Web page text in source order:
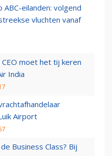
eilanden: volgend
vluchten vanaf
moet het tij keren
India
Airport
Business Class? Bij